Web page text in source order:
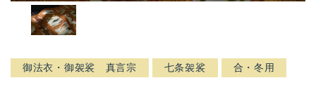
御法衣・御袈裟 真言宗 七条袈裟 合・冬用